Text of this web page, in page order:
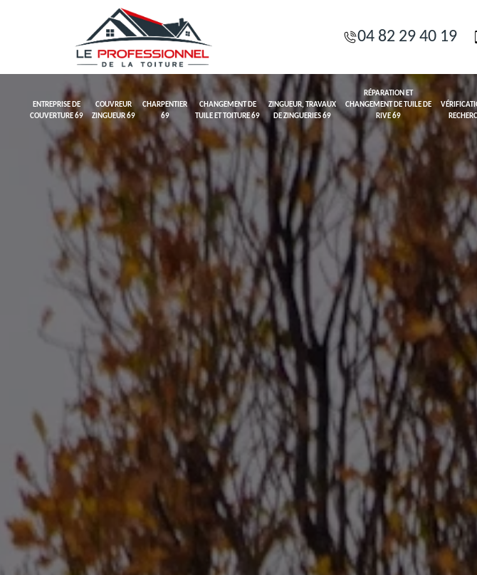
04 82 29 40 19
ENTREPRISE DE
COUVERTURE 69
COUVREUR
ZINGUEUR 69
CHARPENTIER
69
CHANGEMENT DE
TUILE ET TOITURE 69
ZINGUEUR, TRAVAUX
DE ZINGUERIES 69
RÉPARATION ET
CHANGEMENT DE TUILE DE
RIVE 69